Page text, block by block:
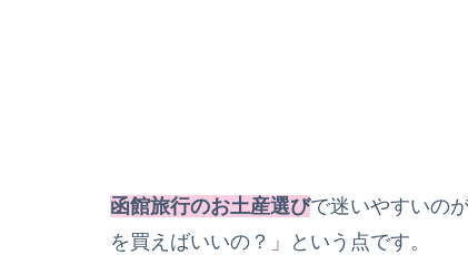
函館旅行のお土産選びで迷いやすいの
を買えばいいの？」という点です。